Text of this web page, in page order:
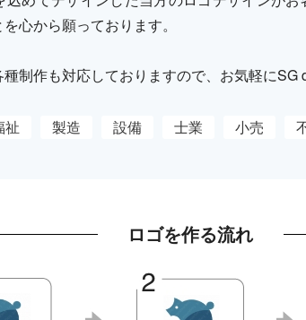
心から願っております。
制作も対応しておりますので、お気軽にSG
祉 製造 設備 士業 小売
ロゴを作る流れ